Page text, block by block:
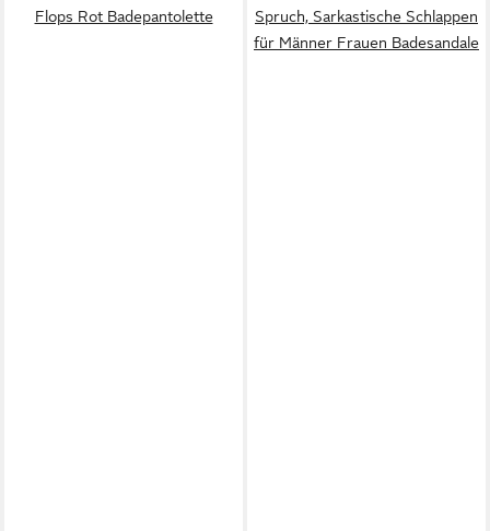
Flops Rot Badepantolette
Spruch, Sarkastische Schlappen
für Männer Frauen Badesandale